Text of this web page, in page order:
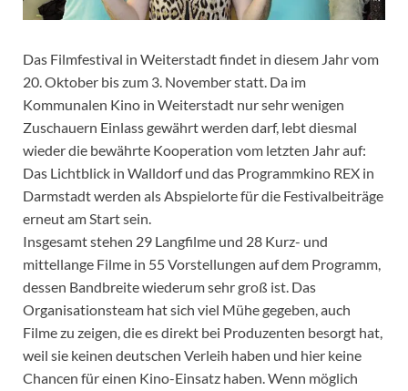
Das Filmfestival in Weiterstadt findet in diesem Jahr vom
20. Oktober bis zum 3. November statt. Da im
Kommunalen Kino in Weiterstadt nur sehr wenigen
Zuschauern Einlass gewährt werden darf, lebt diesmal
wieder die bewährte Kooperation vom letzten Jahr auf:
Das Lichtblick in Walldorf und das Programmkino REX in
Darmstadt werden als Abspielorte für die Festivalbeiträge
erneut am Start sein.
Insgesamt stehen 29 Langfilme und 28 Kurz- und
mittellange Filme in 55 Vorstellungen auf dem Programm,
dessen Bandbreite wiederum sehr groß ist. Das
Organisationsteam hat sich viel Mühe gegeben, auch
Filme zu zeigen, die es direkt bei Produzenten besorgt hat,
weil sie keinen deutschen Verleih haben und hier keine
Chancen für einen Kino-Einsatz haben. Wenn möglich